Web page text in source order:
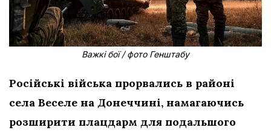
Важкі бої / фото Генштабу
Російські війська прорвались в районі
села Веселе на Донеччині, намагаючись
розширити плацдарм для подальшого